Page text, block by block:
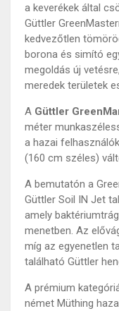
a keverékek által
Güttler
kedvezőtlen
borona és simító
megoldás új
meredek területek
A Güttler
méter
a hazai
(160 cm széles)
A bemutatón a
Güttler Soil IN Jet
amely
menetben. Az
míg az egyenetlen
található Güttler
A prémium
német Müthing